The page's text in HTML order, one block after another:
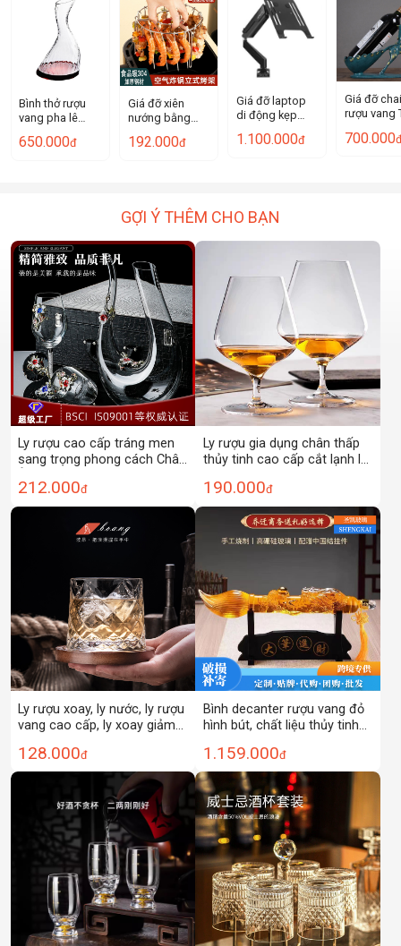
Bình thở rượu
vang pha lê
S-shaped
650.000đ
Giá đỡ xiên
nướng bằng
304, giá treo lò
192.000đ
Giá đỡ laptop
di động kẹp
MD7TP001
1.100.000đ
Giá đỡ chai
rượu vang
FXL80
700.000
GỢI Ý THÊM CHO BẠN
Ly rượu cao cấp tráng men
sang trọng phong cách Châu
rượu vang cao cấp sáng tạo
Bộ đồ uống làm quà tặng
212.000đ
Ly rượu gia dụng chân thấp
thủy tinh cao cấp cắt lạnh ly
Châu Âu cá tính bộ ly rượu
mạnh bán buôn
190.000đ
Ly rượu xoay, ly nước, ly rượu
vang cao cấp, ly xoay giảm
128.000đ
Bình decanter rượu vang đỏ
hình bút, chất liệu thủy tinh
kế tùy chỉnh
1.159.000đ